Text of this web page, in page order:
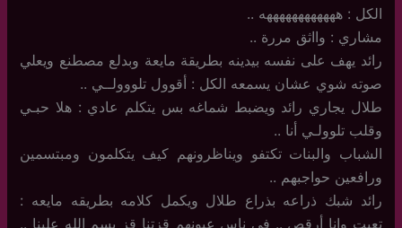
الكل : ههههههههههههه ..
مشاري : وااثق مررة ..
رائد يهف على نفسه بيدينه بطريقة مايعة وبدلع مصطنع ويعلي
صوته شوي عشان يسمعه الكل : أقوول تلووولــي ..
طلال يجاري رائد ويضبط شماغه بس يتكلم عادي : هلا حبـي
وقلب تلوولـي أنا ..
الشباب والبنات تكتفو ويناظرونهم كيف يتكلمون ومبتسمين
ورافعين حواجبهم ..
رائد شبك ذراعه بذراع طلال ويكمل كلامه بطريقه مايعه :
تعبت وانا أرقص .. في ناس عيونهم قزتنا قز بسم الله علينا ..